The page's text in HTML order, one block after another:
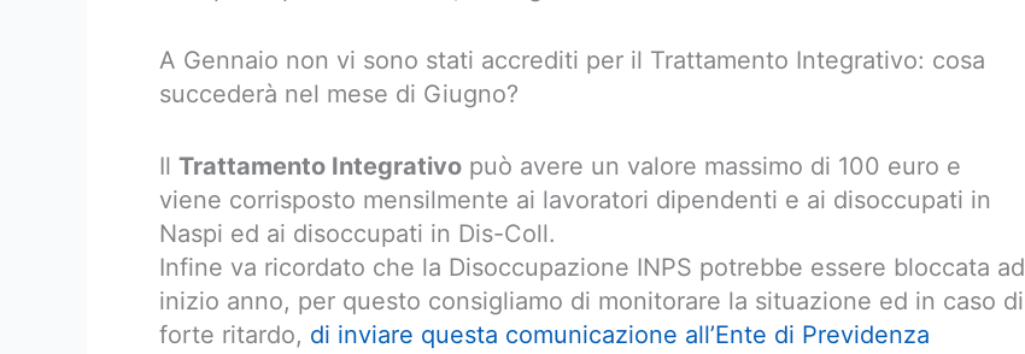
A Gennaio non vi sono stati accrediti per il Trattamento Integrativo: cosa
succederà nel mese di Giugno?
Il Trattamento Integrativo può avere un valore massimo di 100 euro e
viene corrisposto mensilmente ai lavoratori dipendenti e ai disoccupati in
Naspi ed ai disoccupati in Dis-Coll.
Infine va ricordato che la Disoccupazione INPS potrebbe essere bloccata ad
inizio anno, per questo consigliamo di monitorare la situazione ed in caso di
forte ritardo, di inviare questa comunicazione all’Ente di Previdenza